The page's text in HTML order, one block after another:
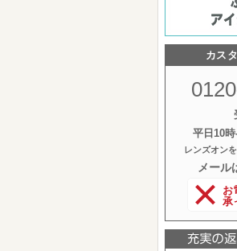
カス
平日10時
レンズオン
メール
お
承